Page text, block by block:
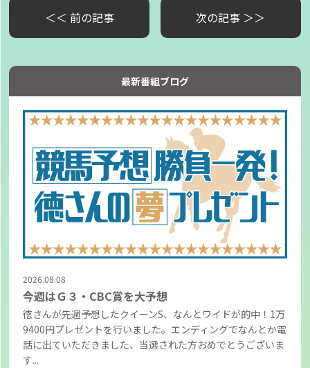
＜＜ 前の記事 次の記事 ＞＞
最新番組ブログ
2026.08.08
今週はＧ３・CBC賞を大予想
徳さんが先週予想したクイーンS、なんとワイドが的中！1万
9400円プレゼントを行いました。エンディングでなんとか電
話に出ていただきました、当選された方おめでとうございま
す...